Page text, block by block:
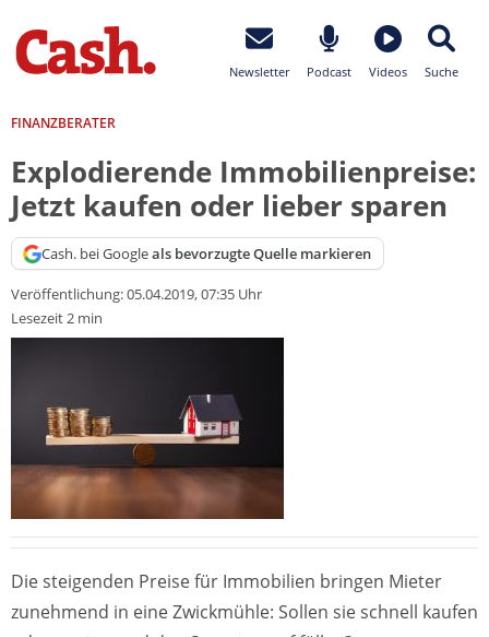
Newsletter Podcast Videos Suche
FINANZBERATER
Explodierende Immobilienpreise:
Jetzt kaufen oder lieber sparen
Cash. bei Googleals bevorzugte Quelle markieren
Veröffentlichung:05.04.2019, 07:35 Uhr
Lesezeit 2 min
Die steigenden Preise für Immobilien bringen Mieter
zunehmend in eine Zwickmühle: Sollen sie schnell kaufen